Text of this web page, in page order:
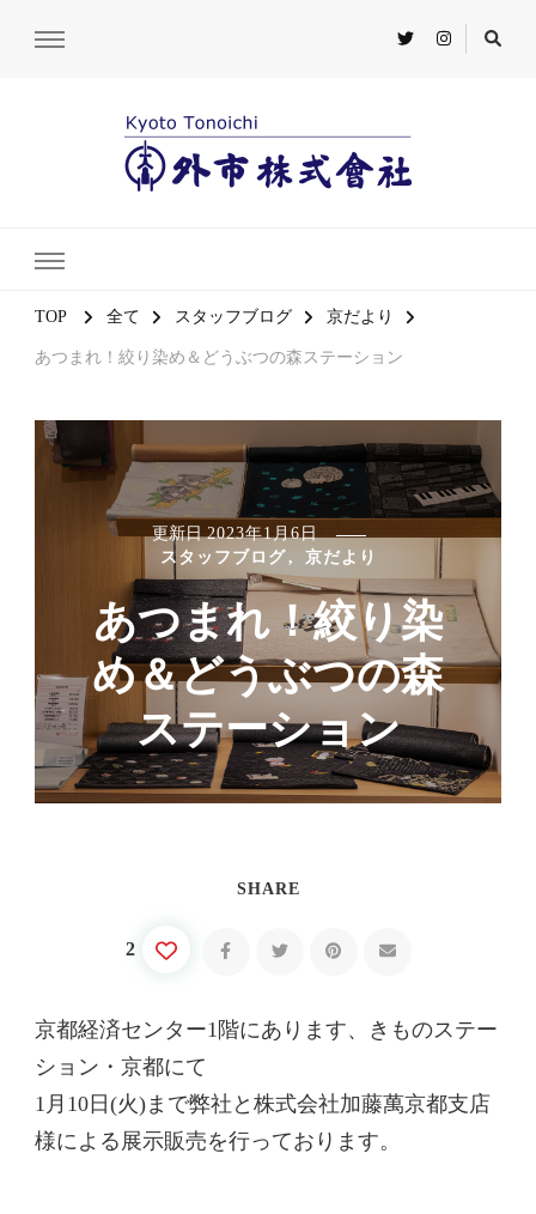
TOP 全て スタッフブログ 京だより
あつまれ！絞り染め＆どうぶつの森ステーション
更新日2023年1月6日
スタッフブログ
京だより
あつまれ！絞り染
め＆どうぶつの森
ステーション
SHARE
2
京都経済センター1階にあります、きものステー
ション・京都にて
1月10日(火)まで弊社と株式会社加藤萬京都支店
様による展示販売を行っております。